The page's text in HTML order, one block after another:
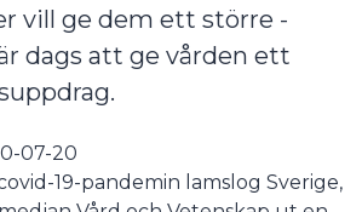
vill ge dem ett större
dags att ge vården ett
07-20
19-pandemin lamslog Sverige,